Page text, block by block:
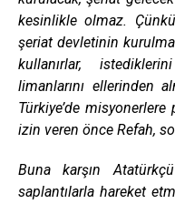
kesinlikle olmaz.
şeriat devletinin
kullanırlar,
limanlarını ellerinden
Türkiye’de
izin veren önce Refah,
Buna karşın
saplantılarla hareket